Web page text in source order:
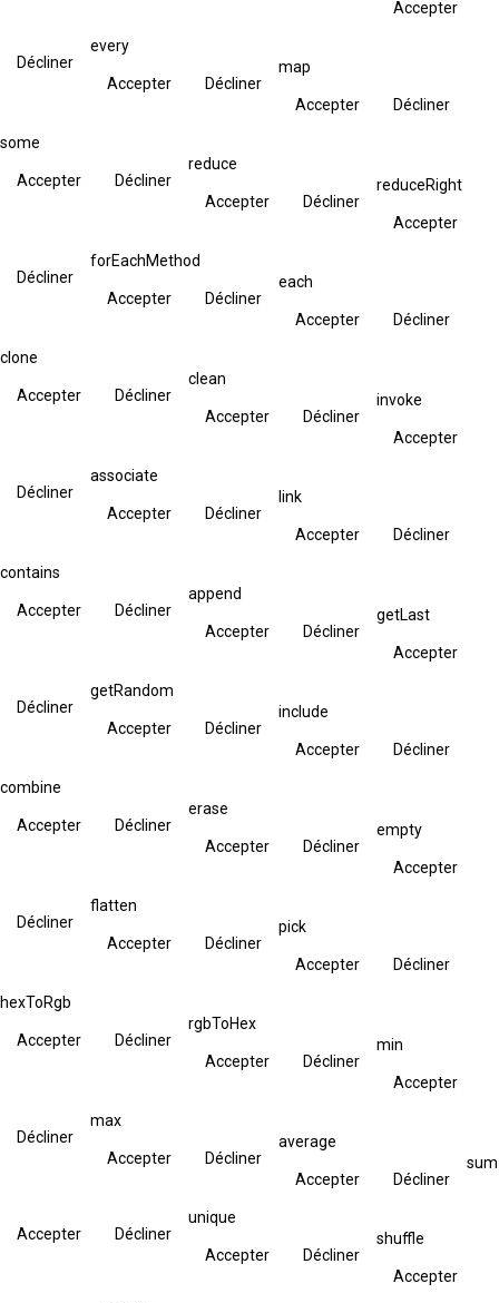
Accepter
Décliner
every
Accepter Décliner
map
Accepter Décliner
some
Accepter Décliner
reduce
Accepter Décliner
reduceRight
Accepter
Décliner
forEachMethod
Accepter Décliner
each
Accepter Décliner
clone
Accepter Décliner
clean
Accepter Décliner
invoke
Accepter
Décliner
associate
Accepter Décliner
link
Accepter Décliner
contains
Accepter Décliner
append
Accepter Décliner
getLast
Accepter
Décliner
getRandom
Accepter Décliner
include
Accepter Décliner
combine
Accepter Décliner
erase
Accepter Décliner
empty
Accepter
Décliner
flatten
Accepter Décliner
pick
Accepter Décliner
hexToRgb
Accepter Décliner
rgbToHex
Accepter Décliner
min
Accepter
Décliner
max
Accepter Décliner
average
Accepter Décliner
sum
Accepter Décliner
unique
Accepter Décliner
shuffle
Accepter